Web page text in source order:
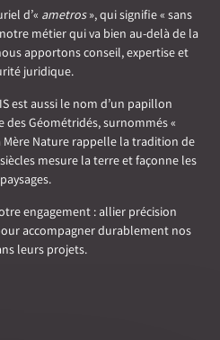
d’« ametros», qui signifie « sans
métier qui va bien au-delà de la
apportons conseil, expertise et
juridique.
est aussi le nom d’un papillon
Géométridés, surnommés «
Mère Nature rappelle la tradition de
mesure la terre et façonne les
paysages.
engagement : allier précision
accompagner durablement nos
leurs projets.